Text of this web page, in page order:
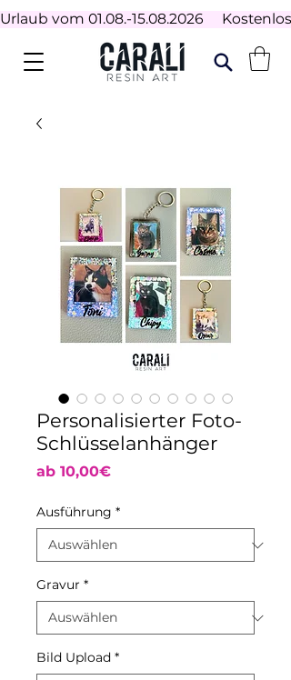
Urlaub vom 01.08.-15.08.2026
Personalisierter Foto-
Schlüsselanhänger
ab 10,00€Sale-
Ausführung *
Gravur *
Bild Upload *